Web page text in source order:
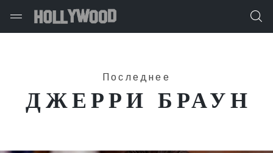
Последнее
ДЖЕРРИ БРАУН